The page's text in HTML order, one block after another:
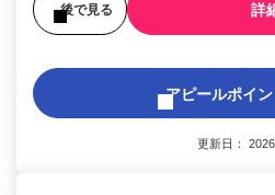
後で見る 詳
アピールポイ
更新日：